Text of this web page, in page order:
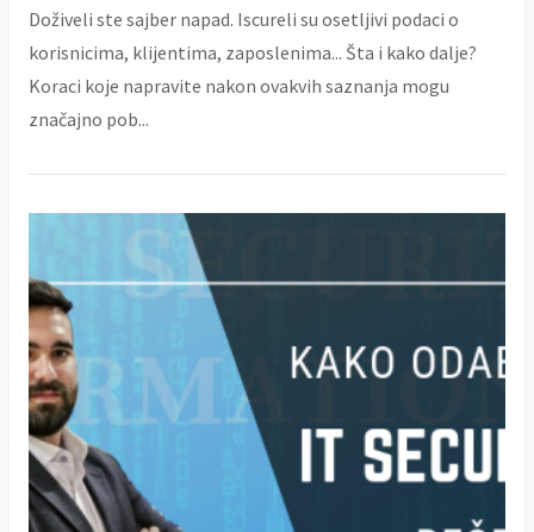
Doživeli ste sajber napad. Iscureli su osetljivi podaci o
korisnicima, klijentima, zaposlenima... Šta i kako dalje?
Koraci koje napravite nakon ovakvih saznanja mogu
značajno pob...